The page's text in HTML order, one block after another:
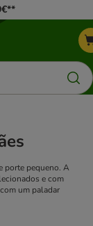
porte pequeno. A
e com
um paladar